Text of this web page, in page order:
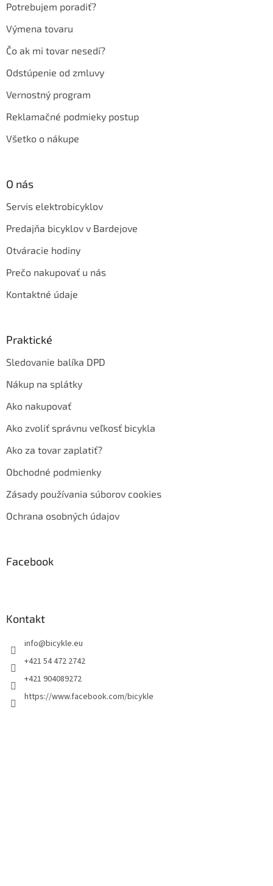
Potrebujem poradiť?
Výmena tovaru
Čo ak mi tovar nesedí?
Odstúpenie od zmluvy
Vernostný program
Reklamačné podmieky postup
Všetko o nákupe
O nás
Servis elektrobicyklov
Predajňa bicyklov v Bardejove
Otváracie hodiny
Prečo nakupovať u nás
Kontaktné údaje
Praktické
Sledovanie balíka DPD
Nákup na splátky
Ako nakupovať
Ako zvoliť správnu veľkosť bicykla
Ako za tovar zaplatiť?
Obchodné podmienky
Zásady používania súborov cookies
Ochrana osobných údajov
Facebook
Kontakt
info@bicykle.eu
+421 54 472 2742
+421 904089272
https://www.facebook.com/bicykle